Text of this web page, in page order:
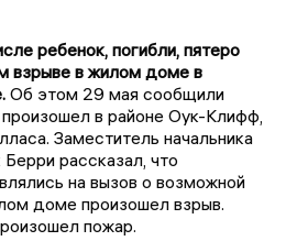
ребенок, погибли, пятеро
взрыве в жилом доме в
Об этом 29 мая сообщили
в районе Оук-Клифф,
Заместитель начальника
рассказал, что
на вызов о возможной
доме произошел взрыв.
пожар.